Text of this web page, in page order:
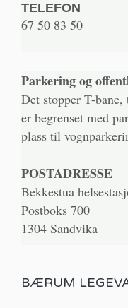
TELEFON
67 50 83 50
Parkering og
Det stopper T-
er begrenset med
plass til
POSTADRESSE
Bekkestua
Postboks 700
1304 Sandvika
BÆRUM